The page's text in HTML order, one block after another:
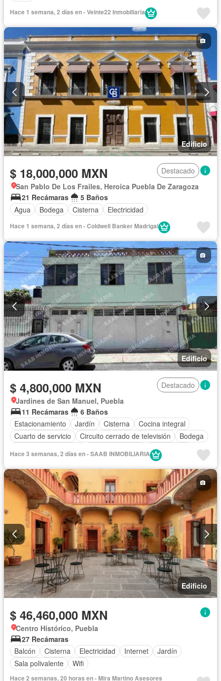
Hace 1 semana, 2 días en - Veinte22 Inmobiliaria
Edificio
$ 18,000,000 MXN
Destacado
San Pablo De Los Frailes, Heroica Puebla De Zaragoza
21 Recámaras
5 Baños
Agua
Bodega Cisterna Electricidad
Hace 1 semana, 2 días en - Coldwell Banker Madrigal
Edificio
$ 4,800,000 MXN
Destacado
Jardines de San Manuel, Puebla
11 Recámaras
6 Baños
Estacionamiento
Jardín Cisterna
Cocina integral
Cuarto de servicio
Circuito cerrado de televisión
Bodega
Electricidad
Gas natural
Despacho
Hace 3 semanas, 2 días en - SAAB INMOBILIARIA
Edificio
$ 46,460,000 MXN
Centro Histórico, Puebla
27 Recámaras
Balcón
Cisterna Electricidad Internet
Jardín
Sala polivalente
Wifi
Hace 2 semanas, 20 horas en - Mira Martino Asesores